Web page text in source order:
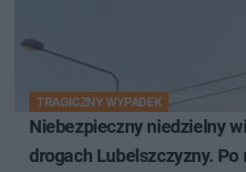
TRAGICZNY WYPADEK
Niebezpieczny niedzielny
drogach Lubelszczyzny. Po